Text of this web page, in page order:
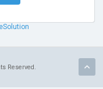
Reserved.